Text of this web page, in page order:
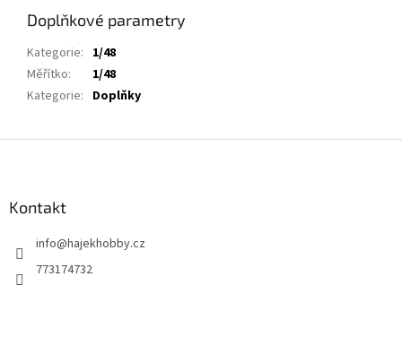
Doplňkové parametry
Kategorie: 1/48
Měřítko:
1/48
Kategorie: Doplňky
Kontakt
info@hajekhobby.cz
773174732